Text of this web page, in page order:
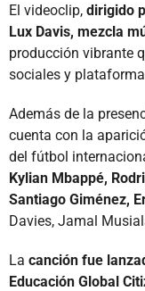
El videoclip, dirigido
Lux Davis, mezcla
producción vibrante
sociales y
Además de la
cuenta con la
del fútbol
Kylian Mbappé,
Santiago Giménez,
Davies, Jamal
La canción fue
Educación Global